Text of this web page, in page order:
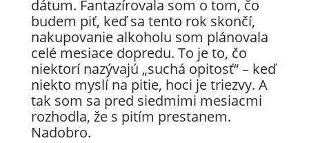
dátum. Fantazírovala som o tom, čo
budem piť, keď sa tento rok skončí,
nakupovanie alkoholu som plánovala
celé mesiace dopredu. To je to, čo
niektorí nazývajú „suchá opitosť“ – keď
niekto myslí na pitie, hoci je triezvy. A
tak som sa pred siedmimi mesiacmi
rozhodla, že s pitím prestanem.
Nadobro.